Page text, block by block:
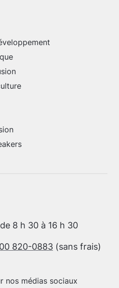
8 h 30 à 16 h 30
820-0883 (sans frais)
nos médias sociaux